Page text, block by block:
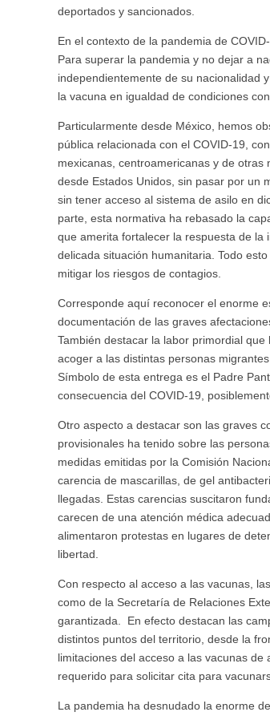
deportados y sancionados.
En el contexto de la pandemia de
Para superar la pandemia y no dejar a
independientemente de su nacionalidad
la vacuna en igualdad de condiciones
Particularmente desde México, hemos
pública relacionada con el COVID-19,
mexicanas, centroamericanas y de
desde Estados Unidos, sin pasar por un
sin tener acceso al sistema de asilo en
parte, esta normativa ha rebasado la
que amerita fortalecer la respuesta de la
delicada situación humanitaria. Todo
mitigar los riesgos de contagios.
Corresponde aquí reconocer el enorme
documentación de las graves
También destacar la labor primordial
acoger a las distintas personas
Símbolo de esta entrega es el Padre
consecuencia del COVID-19,
Otro aspecto a destacar son las graves
provisionales ha tenido sobre las
medidas emitidas por la Comisión
carencia de mascarillas, de gel
llegadas. Estas carencias suscitaron
carecen de una atención médica
alimentaron protestas en lugares de
libertad.
Con respecto al acceso a las vacunas,
como de la Secretaría de Relaciones
garantizada. En efecto destacan las
distintos puntos del territorio, desde la
limitaciones del acceso a las vacunas
requerido para solicitar cita para
La pandemia ha desnudado la enorme